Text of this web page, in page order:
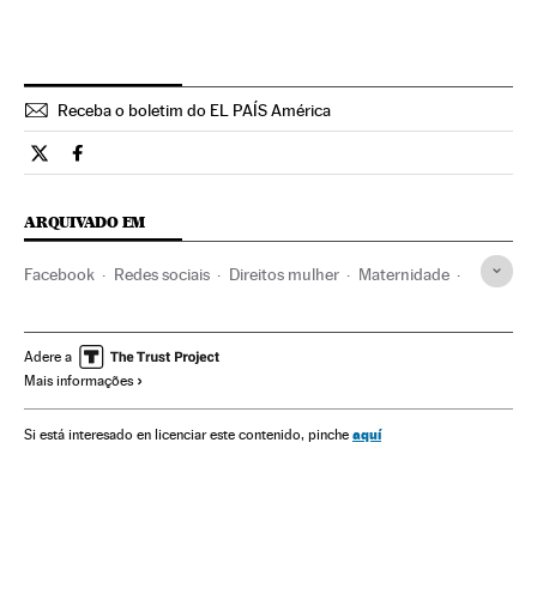
Receba o boletim do EL PAÍS América
Tecnologia El País Brasil en Twitter
Tecnologia El País Brasil en Facebook
ARQUIVADO EM
Facebook Redes sociais Direitos mulher Maternidade
Mulheres Estados Unidos
Internet América do Norte
Sociedade Medicina Telecomunicações Saúde
Adere a
Mais informações
Si está interesado en licenciar este contenido, pinche aquí